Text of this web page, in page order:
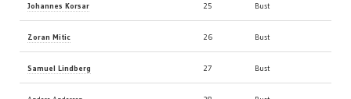
Johannes Korsar 25 Bust
Zoran Mitic 26 Bust
Samuel Lindberg 27 Bust